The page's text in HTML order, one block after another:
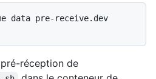
data pre-receive.dev
réception de